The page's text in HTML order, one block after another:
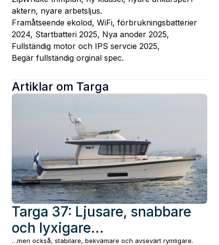
aktern, nyare arbetsljus.
Framåtseende ekolod, WiFi, förbrukningsbatterier
2024, Startbatteri 2025, Nya anoder 2025,
Fullständig motor och IPS servcie 2025,
Begär fullständig orginal spec.
Artiklar om Targa
Targa 37: Ljusare, snabbare
och lyxigare…
…men också, stabilare, bekvämare och avsevärt rymligare.